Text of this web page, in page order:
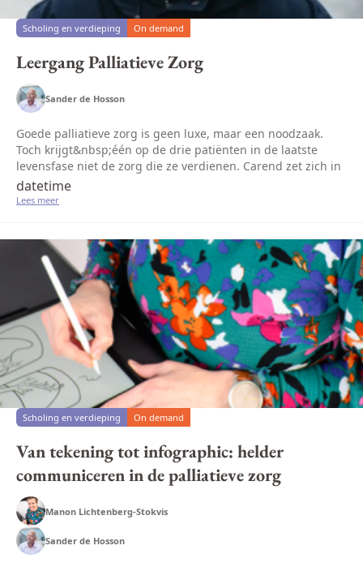
Scholing en verdieping On demand
Leergang Palliatieve Zorg
Sander de Hosson
Goede palliatieve zorg is geen luxe, maar een noodzaak.
Toch krijgt&nbsp;één op de drie patiënten in de laatste
levensfase niet de zorg die ze verdienen. Carend zet zich in
om dit te veranderen.En dat doen we onder andere met
de&nbsp;Leerga...
datetime
Lees meer
Scholing en verdieping On demand
Van tekening tot infographic: helder
communiceren in de palliatieve zorg
Manon Lichtenberg-Stokvis
Sander de Hosson